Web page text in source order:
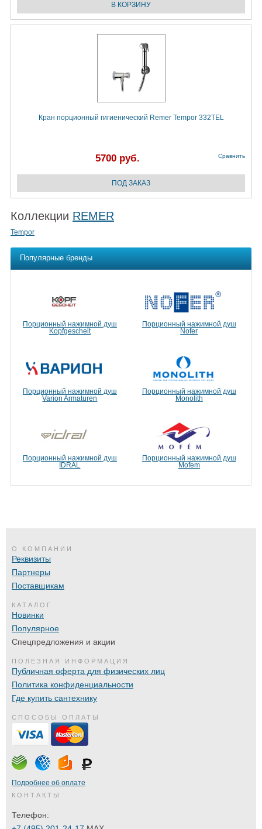
Кран порционный гигиенический Remer Tempor 332TEL
5700 руб. Сравнить
Коллекции REMER
Tempor
Популярные бренды
Порционный нажимной душ
Kopfgescheit
Порционный нажимной душ
Nofer
Порционный нажимной душ
Varion Armaturen
Порционный нажимной душ
Monolith
Порционный нажимной душ
IDRAL
Порционный нажимной душ
Mofem
О КОМПАНИИ
Реквизиты
Партнеры
Поставщикам
КАТАЛОГ
Новинки
Популярное
Спецпредложения и акции
ПОЛЕЗНАЯ ИНФОРМАЦИЯ
Публичная оферта для физических лиц
Политика конфиденциальности
Где купить сантехнику
СПОСОБЫ ОПЛАТЫ
Подробнее об оплате
КОНТАКТЫ
Телефон: